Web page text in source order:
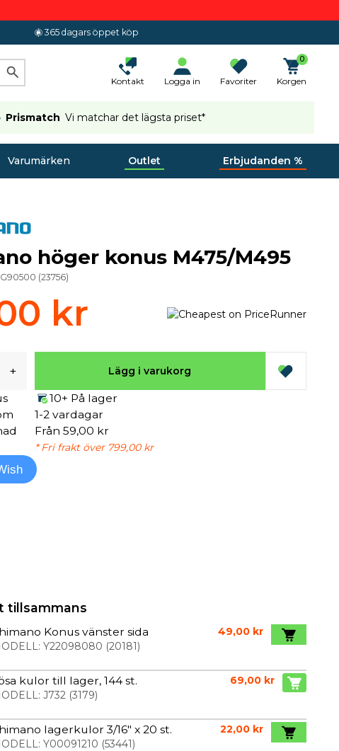
365 dagars öppet köp
Kontakt Logga in Favoriter
0
Korgen
Prismatch Vi matchar det lägsta priset*
Varumärken Outlet Erbjudanden %
höger konus M475/M495
(23756)
kr
+ Lägg i varukorg
10+ På lager
1-2 vardagar
Från 59,00 kr
* Fri frakt över 799,00 kr
tillsammans
Konus vänster sida
Y22098080 (20181)
49,00 kr
kulor till lager, 144 st.
J732(3179)
69,00 kr
lagerkulor 3/16" x 20 st.
Y00091210 (53441)
22,00 kr